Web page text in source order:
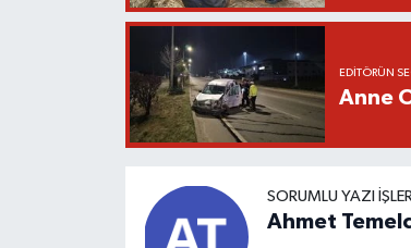
EDITÖRÜN
Anne
SORUMLU YAZI
Ahmet